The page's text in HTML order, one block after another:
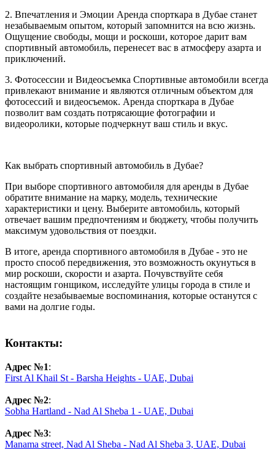
2. Впечатления и Эмоции Аренда спорткара в Дубае станет
незабываемым опытом, который запомнится на всю жизнь.
Ощущение свободы, мощи и роскоши, которое дарит вам
спортивный автомобиль, перенесет вас в атмосферу азарта и
приключений.
3. Фотосессии и Видеосъемка Спортивные автомобили всегда
привлекают внимание и являются отличным объектом для
фотосессий и видеосъемок. Аренда спорткара в Дубае
позволит вам создать потрясающие фотографии и
видеоролики, которые подчеркнут ваш стиль и вкус.
Как выбрать спортивный автомобиль в Дубае?
При выборе спортивного автомобиля для аренды в Дубае
обратите внимание на марку, модель, технические
характеристики и цену. Выберите автомобиль, который
отвечает вашим предпочтениям и бюджету, чтобы получить
максимум удовольствия от поездки.
В итоге, аренда спортивного автомобиля в Дубае - это не
просто способ передвижения, это возможность окунуться в
мир роскоши, скорости и азарта. Почувствуйте себя
настоящим гонщиком, исследуйте улицы города в стиле и
создайте незабываемые воспоминания, которые останутся с
вами на долгие годы.
Контакты:
Адрес №1:
First Al Khail St - Barsha Heights - UAE, Dubai
Адрес №2:
Sobha Hartland - Nad Al Sheba 1 - UAE, Dubai
Адрес №3:
Manama street, Nad Al Sheba - Nad Al Sheba 3, UAE, Dubai